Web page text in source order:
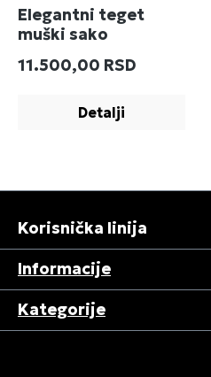
Elegantni teget
muški sako
Redovna cena:
11.500,00 RSD
Detalji
Korisnička linija
Informacije
Kategorije